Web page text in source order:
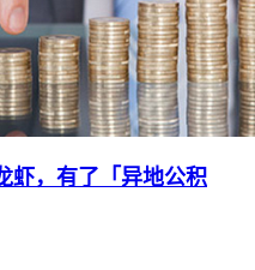
虾，有了「异地公积